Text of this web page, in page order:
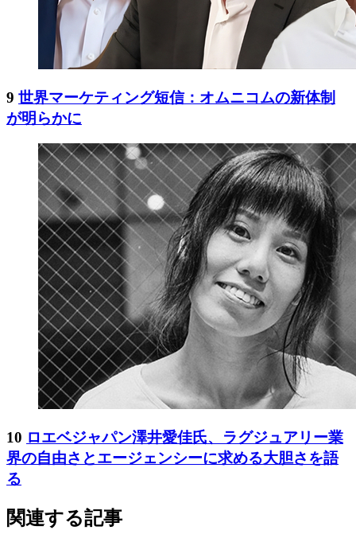
9 世界マーケティング短信：オムニコムの新体制
が明らかに
10 ロエベジャパン澤井愛佳氏、ラグジュアリー業
界の自由さとエージェンシーに求める大胆さを語
る
関連する記事